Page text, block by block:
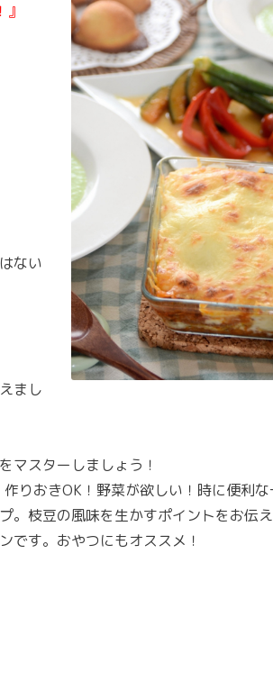
ない
まし
マスターしましょう！
りおきOK！野菜が欲しい！時に便利
。枝豆の風味を生かすポイントをお伝
です。おやつにもオススメ！